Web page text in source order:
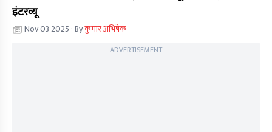
इंटरव्यू
Nov 03 2025 · Byकुमार अभिषेक
ADVERTISEMENT